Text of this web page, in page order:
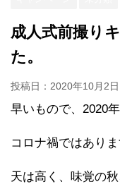
成人式前撮り
た。
投稿日： 2020年10月2日
早いもので、2020
コロナ禍ではありま
天は高く、味覚の